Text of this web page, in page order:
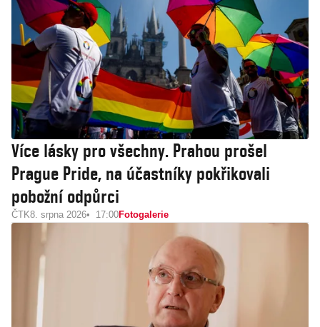
Více lásky pro všechny. Prahou prošel
Prague Pride, na účastníky pokřikovali
pobožní odpůrci
ČTK8. srpna 2026 17:00Fotogalerie